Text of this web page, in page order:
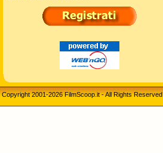
Copyright 2001-2026 FilmScoop.it - All Rights Reserved